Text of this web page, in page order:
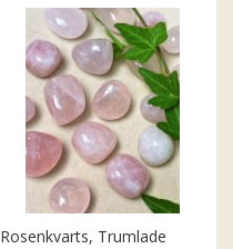
Rosenkvarts, Trumlade